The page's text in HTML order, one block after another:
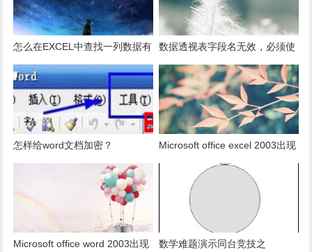
怎么在EXCEL中查找一列数据有
多少是重复的？
数据透视表字段名无效，必须使
用组合为带有标志列列表的数
据。
怎样给word文档加密？
Microsoft office excel 2003出现
发送错误报告怎么办？
Microsoft office word 2003出现 数学难题演示同台竞技之